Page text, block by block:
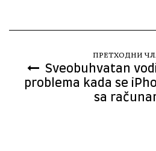
ПРЕТХОДНИ
Sveobuhvatan
problema kada se
sa